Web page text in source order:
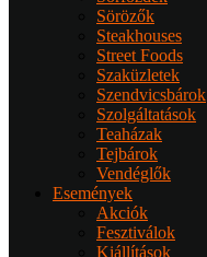
Sörözők
Steakhouses
Street Foods
Szaküzletek
Szendvicsbárok
Szolgáltatások
Teaházak
Tejbárok
Vendéglők
Események
Akciók
Fesztiválok
Kiállítások